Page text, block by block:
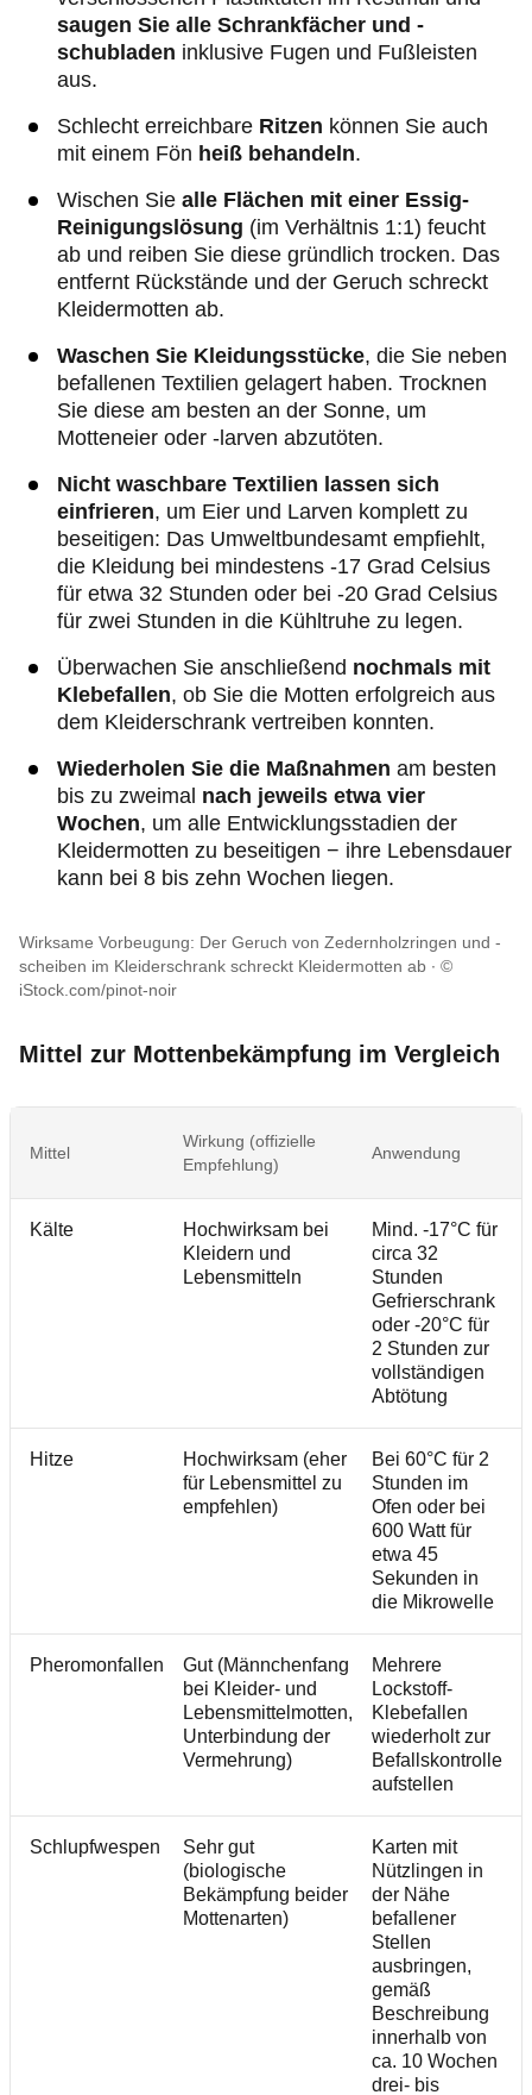
saugen Sie alle Schrankfächer und -
schubladen inklusive Fugen und Fußleisten
aus.
Schlecht erreichbare Ritzen können Sie auch
mit einem Fön heiß behandeln.
Wischen Sie alle Flächen mit einer Essig-
Reinigungslösung (im Verhältnis 1:1) feucht
ab und reiben Sie diese gründlich trocken. Das
entfernt Rückstände und der Geruch schreckt
Kleidermotten ab.
Waschen Sie Kleidungsstücke, die Sie neben
befallenen Textilien gelagert haben. Trocknen
Sie diese am besten an der Sonne, um
Motteneier oder -larven abzutöten.
Nicht waschbare Textilien lassen sich
einfrieren, um Eier und Larven komplett zu
beseitigen: Das Umweltbundesamt empfiehlt,
die Kleidung bei mindestens -17 Grad Celsius
für etwa 32 Stunden oder bei -20 Grad Celsius
für zwei Stunden in die Kühltruhe zu legen.
Überwachen Sie anschließend nochmals mit
Klebefallen, ob Sie die Motten erfolgreich aus
dem Kleiderschrank vertreiben konnten.
Wiederholen Sie die Maßnahmen am besten
bis zu zweimal nach jeweils etwa vier
Wochen, um alle Entwicklungsstadien der
Kleidermotten zu beseitigen − ihre Lebensdauer
kann bei 8 bis zehn Wochen liegen.
Wirksame Vorbeugung: Der Geruch von Zedernholzringen und -
scheiben im Kleiderschrank schreckt Kleidermotten ab
©
iStock.com/pinot-noir
Mittel zur Mottenbekämpfung im Vergleich
Mittel
Wirkung (offizielle
Empfehlung)
Anwendung
Kälte
Hochwirksam bei
Kleidern und
Lebensmitteln
Mind. -17°C für
circa 32
Stunden
Gefrierschrank
oder -20°C für
2 Stunden zur
vollständigen
Abtötung
Hitze
Hochwirksam (eher
für Lebensmittel zu
empfehlen)
Bei 60°C für 2
Stunden im
Ofen oder bei
600 Watt für
etwa 45
Sekunden in
die Mikrowelle
Pheromonfallen
Gut (Männchenfang
bei Kleider- und
Lebensmittelmotten,
Unterbindung der
Vermehrung)
Mehrere
Lockstoff-
Klebefallen
wiederholt zur
Befallskontrolle
aufstellen
Schlupfwespen
Sehr gut
(biologische
Bekämpfung beider
Mottenarten)
Karten mit
Nützlingen in
der Nähe
befallener
Stellen
ausbringen,
gemäß
Beschreibung
innerhalb von
ca. 10 Wochen
drei- bis